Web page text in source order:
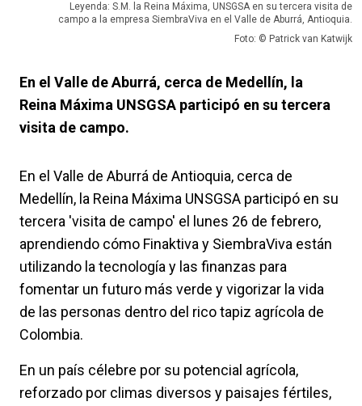
Leyenda: S.M. la Reina Máxima, UNSGSA en su tercera visita de
campo a la empresa SiembraViva en el Valle de Aburrá, Antioquia.
Foto: © Patrick van Katwijk
En el Valle de Aburrá, cerca de Medellín, la
Reina Máxima UNSGSA participó en su tercera
visita de campo.
En el Valle de Aburrá de Antioquia, cerca de
Medellín, la Reina Máxima UNSGSA participó en su
tercera 'visita de campo' el lunes 26 de febrero,
aprendiendo cómo Finaktiva y SiembraViva están
utilizando la tecnología y las finanzas para
fomentar un futuro más verde y vigorizar la vida
de las personas dentro del rico tapiz agrícola de
Colombia.
En un país célebre por su potencial agrícola,
reforzado por climas diversos y paisajes fértiles,